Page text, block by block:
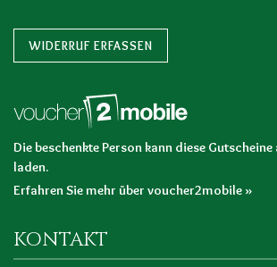
WIDERRUF ERFASSEN
Die beschenkte Person kann diese
laden.
Erfahren Sie mehr über voucher2mobile »
KONTAKT